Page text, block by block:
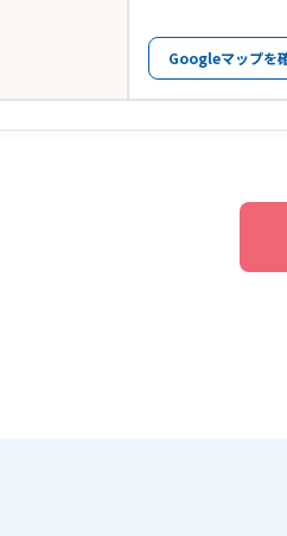
Googleマップを